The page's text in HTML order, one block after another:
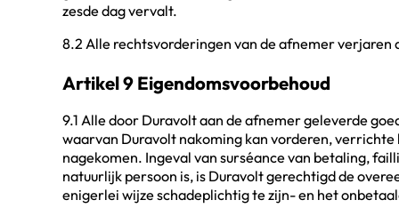
zesde dag vervalt.
8.2 Alle rechtsvorderingen van de afnemer verjaren
Artikel 9 Eigendomsvoorbehoud
9.1 Alle door Duravolt aan de afnemer geleverde
waarvan Duravolt nakoming kan vorderen,
nagekomen. Ingeval van surséance van betaling,
natuurlijk persoon is, is Duravolt gerechtigd de
enigerlei wijze schadeplichtig te zijn- en het